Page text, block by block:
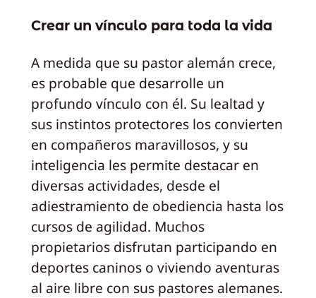
Crear un vínculo para toda la vida
A medida que su pastor alemán crece,
es probable que desarrolle un
profundo vínculo con él. Su lealtad y
sus instintos protectores los convierten
en compañeros maravillosos, y su
inteligencia les permite destacar en
diversas actividades, desde el
adiestramiento de obediencia hasta los
cursos de agilidad. Muchos
propietarios disfrutan participando en
deportes caninos o viviendo aventuras
al aire libre con sus pastores alemanes.